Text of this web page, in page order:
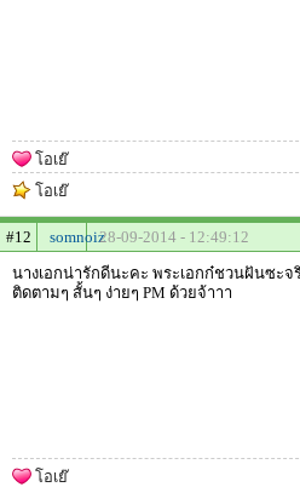
โอเย๊
โอเย๊
#12 somnoiz28-09-2014 - 12:49:12
นางเอกน่ารักดีนะคะ พระเอกก๋ชวนฝันซะจ
ติดตามๆ สั้นๆ ง่ายๆ PM ด้วยจ้าาา
โอเย๊